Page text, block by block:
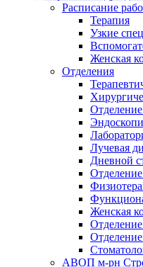
Расписание
Терапия
Узкие
Женская
Отделения
Лучевая
Дневной
Женская
АВОП м-рн